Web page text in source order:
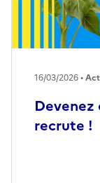
Devenez
recrute !
16/03/2026 •